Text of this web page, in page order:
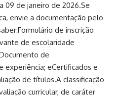
09 de janeiro de 2026.Se
envie a documentação pelo
de inscrição
de escolaridade
de
experiência; eCertificados e
de títulos.A classificação
curricular, de caráter